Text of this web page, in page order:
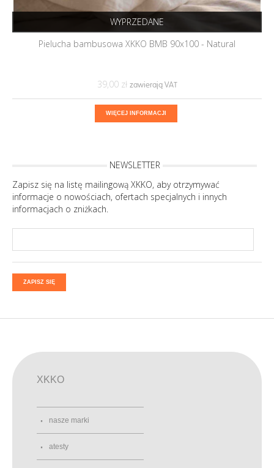
WYPRZEDANE
Pielucha bambusowa XKKO BMB 90x100 - Natural
39,00 ‎zł
WIĘCEJ INFORMACJI
NEWSLETTER
Zapisz się na listę mailingową XKKO, aby otrzymywać
informacje o nowościach, ofertach specjalnych i innych
informacjach o zniżkach.
ZAPISZ SIĘ
XKKO
nasze marki
atesty